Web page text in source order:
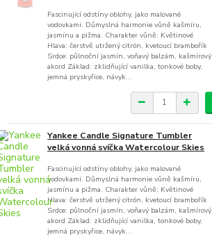
Fascinující odstíny oblohy, jako malované
vodovkami. Důmyslná harmonie vůně kašmíru,
jasmínu a pižma. Charakter vůně: Květinové
Hlava: čerstvě utržený citrón, kvetoucí brambořík
Srdce: půlnoční jasmín, voňavý balzám, kašmírový
akord Základ: zklidňující vanilka, tonkové boby,
jemná pryskyřice, návyk...
Yankee Candle Signature Tumbler
velká vonná svíčka Watercolour Skies
Fascinující odstíny oblohy, jako malované
vodovkami. Důmyslná harmonie vůně kašmíru,
jasmínu a pižma. Charakter vůně: Květinové
Hlava: čerstvě utržený citrón, kvetoucí brambořík
Srdce: půlnoční jasmín, voňavý balzám, kašmírový
akord Základ: zklidňující vanilka, tonkové boby,
jemná pryskyřice, návyk...